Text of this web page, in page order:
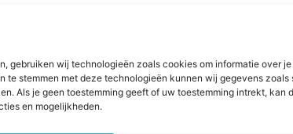
gebruiken wij technologieën zoals cookies om informatie over
te stemmen met deze technologieën kunnen wij gegevens zoals
Als je geen toestemming geeft of uw toestemming intrekt, kan
en mogelijkheden.